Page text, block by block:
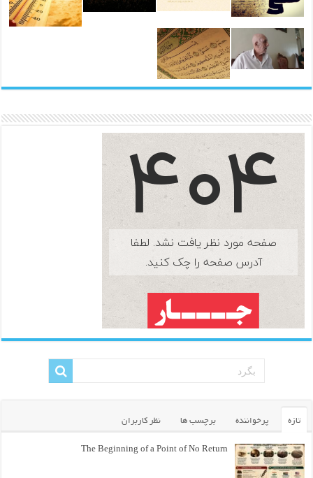
تازه پرخواننده برچسب ها نظر کاربران
The Beginning of a Point of No Return